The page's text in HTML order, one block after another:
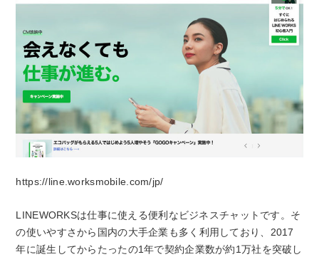
https://line.worksmobile.com/jp/
LINEWORKSは仕事に使える便利なビジネスチャットです。そ
の使いやすさから国内の大手企業も多く利用しており、2017
年に誕生してからたったの1年で契約企業数が約1万社を突破し